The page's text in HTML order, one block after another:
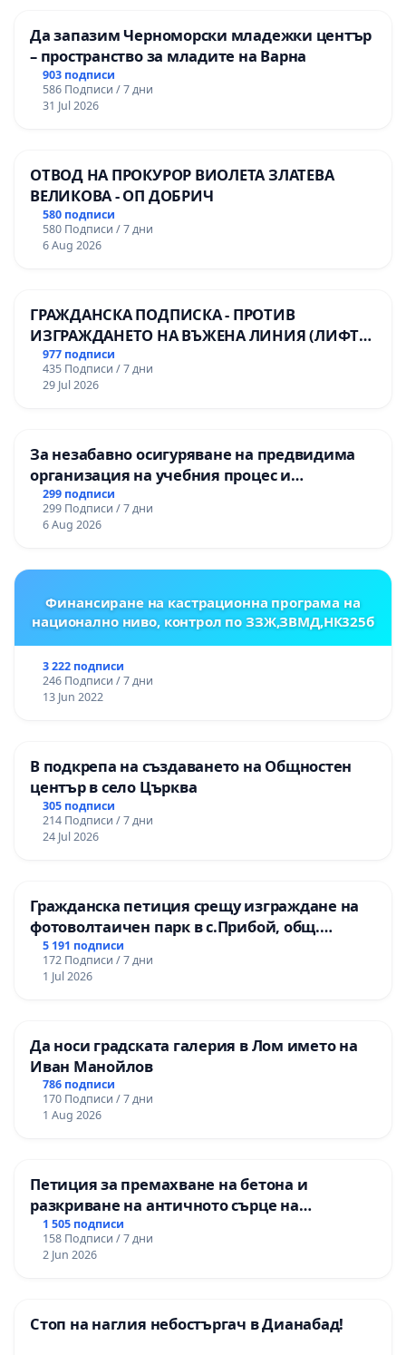
Да запазим Черноморски младежки център
– пространство за младите на Варна
903 подписи
586 Подписи / 7 дни
31 Jul 2026
ОТВОД НА ПРОКУРОР ВИОЛЕТА ЗЛАТЕВА
ВЕЛИКОВА - ОП ДОБРИЧ
580 подписи
580 Подписи / 7 дни
6 Aug 2026
ГРАЖДАНСКА ПОДПИСКА - ПРОТИВ
ИЗГРАЖДАНЕТО НА ВЪЖЕНА ЛИНИЯ (ЛИФТ)
НА ТЕРИТОРИЯТА НА ПРИРОДНА
ЗАБЕЛЕЖИТЕЛНОСТ „ХЪЛМ НА
ОСВОБОДИТЕЛИТЕ“ (БУНАРДЖИК)
977 подписи
435 Подписи / 7 дни
29 Jul 2026
За незабавно осигуряване на предвидима
организация на учебния процес и
гарантиране на правото на равнопоставено
и качествено образование на учениците от
ОУ „Княз Александър I“ и Хуманитарна
299 подписи
299 Подписи / 7 дни
6 Aug 2026
Финансиране на кастрационна програма на
национално ниво, контрол по ЗЗЖ,ЗВМД,НК325б
3 222 подписи
246 Подписи / 7 дни
13 Jun 2022
В подкрепа на създаването на Общностен
център в село Църква
305 подписи
214 Подписи / 7 дни
24 Jul 2026
Гражданска петиция срещу изграждане на
фотоволтаичен парк в с.Прибой, общ.
Радомир
5 191 подписи
172 Подписи / 7 дни
1 Jul 2026
Да носи градската галерия в Лом името на
Иван Манойлов
786 подписи
170 Подписи / 7 дни
1 Aug 2026
Петиция за премахване на бетона и
разкриване на античното сърце на
Могиланската могила във Враца
1 505 подписи
158 Подписи / 7 дни
2 Jun 2026
Стоп на наглия небостъргач в Дианабад!